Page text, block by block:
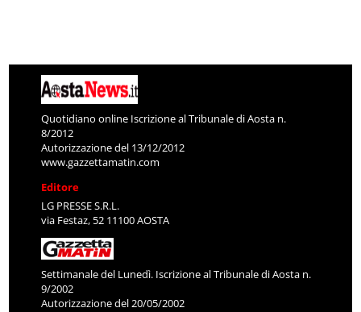
Quotidiano online Iscrizione al Tribunale di Aosta n.
8/2012
Autorizzazione del 13/12/2012
www.gazzettamatin.com
Editore
LG PRESSE S.R.L.
via Festaz, 52 11100 AOSTA
Settimanale del Lunedì. Iscrizione al Tribunale di Aosta n.
9/2002
Autorizzazione del 20/05/2002